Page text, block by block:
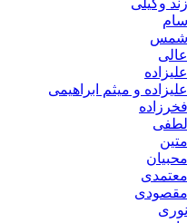
وکیلی
شمس
و میثم ابراهیمی